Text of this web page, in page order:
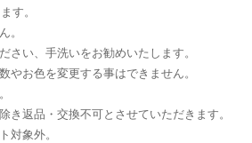
す。
。
さい、手洗いをお勧めいたします。
やお色を変更する事はできません。
き返品・交換不可とさせていただきます。
対象外。